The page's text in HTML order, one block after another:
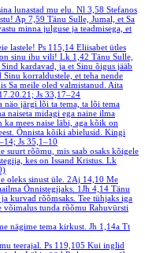
lunastad mu elu. Nl 3,58 Stefanos
Ap 7,59 Tänu Sulle, Jumal, et Sa
minna julguse ja teadmisega, et
lastele! Ps 115,14 Eliisabet ütles
on sinu ihu vili! Lk 1,42 Tänu Sulle,
kardavad, ja et Sinu õigus jääb
korraldustele, et teha nende
Sa meile oled valmistanud. Aita
Js 33,17–24
näo järgi lõi ta tema, ta lõi tema
naiseta midagi ega naine ilma
ka mees naise läbi, aga kõik on
Õnnista kõiki abielusid. Kingi
Js 35,1–10
suurt rõõmu, mis saab osaks kõigele
kes on Issand Kristus. Lk
oleks sinust üle. 2Aj 14,10 Me
Õnnistegijaks. 1Jh 4,14 Tänu
kurvad rõõmsaks. Tee tühjaks iga
tunda rõõmu Rahuvürsti
nägime tema kirkust. Jh 1,14a Tt
teerajal. Ps 119,105 Kui inglid